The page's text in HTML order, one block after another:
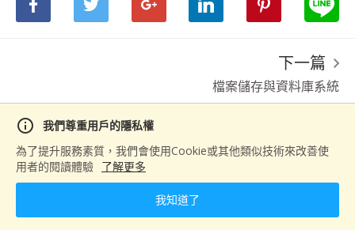
info
我們尊重用戶的隱私權
為了提升服務素質，我們會使用Cookie或其他類似技術來改善使
用者的閱讀體驗 了解更多
我知道了
下一篇
檔案儲存與資料庫系統